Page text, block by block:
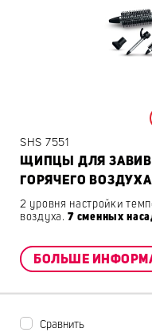
SHS 7551
ЩИПЦЫ ДЛЯ
ГОРЯЧЕГО ВОЗДУХА
2 уровня настройки
воздуха.7 сменных
БОЛЬШЕ
Сравнить